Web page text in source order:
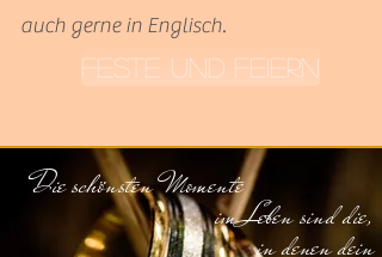
auch gerne in Englisch.
Feste und Feiern
Die schönsten Momente
im Leben sind die,
in denen dein